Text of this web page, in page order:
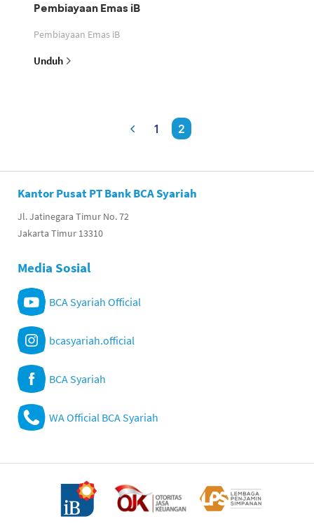
Pembiayaan Emas iB
Pembiayaan Emas iB
Unduh
1 2
Kantor Pusat PT Bank BCA Syariah
Jl. Jatinegara Timur No. 72
Jakarta Timur 13310
Media Sosial
BCA Syariah Official
bcasyariah.official
BCA Syariah
WA Official BCA Syariah